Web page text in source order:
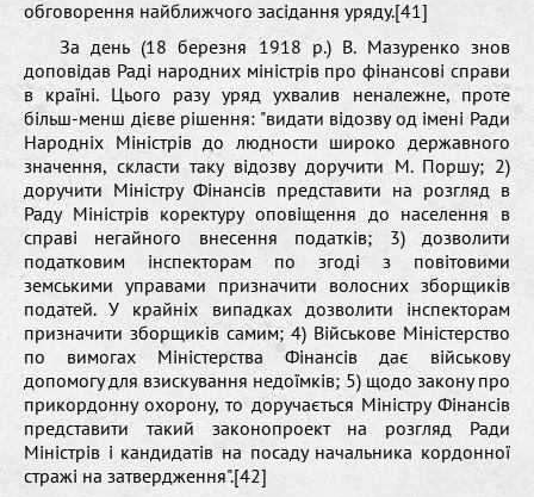
обговорення найближчого засідання уряду.[41]
За день (18 березня 1918 р.) В. Мазуренко знов
доповідав Раді народних міністрів про фінансові справи
в країні. Цього разу уряд ухвалив неналежне, проте
більш-менш дієве рішення: "видати відозву од імені Ради
Народніх Міністрів до людности широко державного
значення, скласти таку відозву доручити М. Поршу; 2)
доручити Міністру Фінансів представити на розгляд в
Раду Міністрів коректуру оповіщення до населення в
справі негайного внесення податків; 3) дозволити
податковим інспекторам по згоді з повітовими
земськими управами призначити волосних зборщиків
податей. У крайніх випадках дозволити інспекторам
призначити зборщиків самим; 4) Військове Міністерство
по вимогах Міністерства Фінансів дає військову
допомогу для взискування недоїмків; 5) щодо закону про
прикордонну охорону, то доручається Міністру Фінансів
представити такий законопроект на розгляд Ради
Міністрів і кандидатів на посаду начальника кордонної
стражі на затвердження".[42]